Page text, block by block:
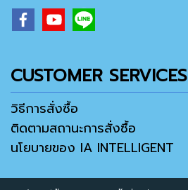
CUSTOMER SERVICES
วิธีการสั่งซื้อ
ติดตามสถานะการสั่งซื้อ
นโยบายของ IA INTELLIGENT